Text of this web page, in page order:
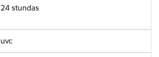
24 stundas
uvc